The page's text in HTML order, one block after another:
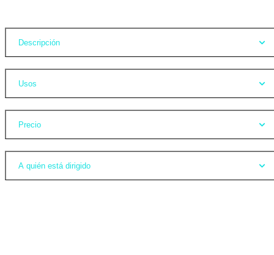
Descripción
Usos
Precio
A quién está dirigido